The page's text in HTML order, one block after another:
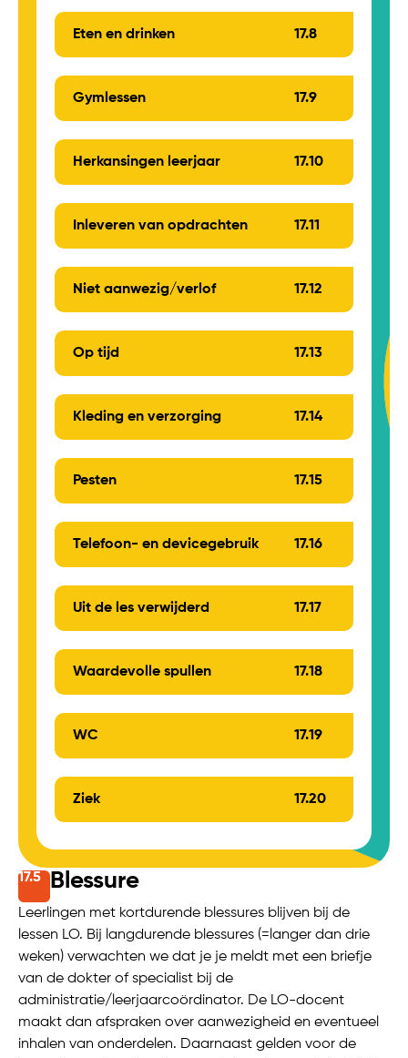
Eten en drinken 17.8
Gymlessen 17.9
Herkansingen leerjaar 17.10
Inleveren van opdrachten 17.11
Niet aanwezig/verlof 17.12
Op tijd 17.13
Kleding en verzorging 17.14
Pesten 17.15
Telefoon- en devicegebruik 17.16
Uit de les verwijderd 17.17
Waardevolle spullen 17.18
WC 17.19
Ziek 17.20
17.5 Blessure
Leerlingen met kortdurende blessures blijven bij de
lessen LO. Bij langdurende blessures (=langer dan drie
weken) verwachten we dat je je meldt met een briefje
van de dokter of specialist bij de
administratie/leerjaarcoördinator. De LO-docent
maakt dan afspraken over aanwezigheid en eventueel
inhalen van onderdelen. Daarnaast gelden voor de